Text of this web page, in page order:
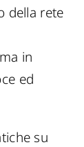
della rete
in
ed
su